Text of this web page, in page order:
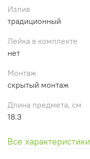
Излив
традиционный
Лейка в комплекте
нет
Монтаж
скрытый монтаж
Длина предмета, см
18.3
Все характеристики